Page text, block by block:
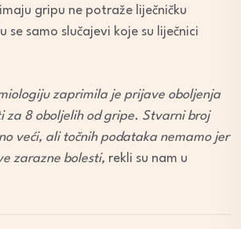
gripu ne potraže liječničku
se samo slučajevi koje su liječnici
zaprimila je prijave oboljenja
za 8 oboljelih od gripe. Stvarni broj
veći, ali točnih podataka nemamo jer
zarazne bolesti, rekli su nam u